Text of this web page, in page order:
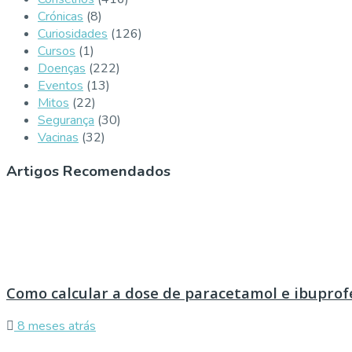
Crónicas (8)
Curiosidades (126)
Cursos (1)
Doenças (222)
Eventos (13)
Mitos (22)
Segurança (30)
Vacinas (32)
Artigos Recomendados
Como calcular a dose de paracetamol e
8 meses atrás